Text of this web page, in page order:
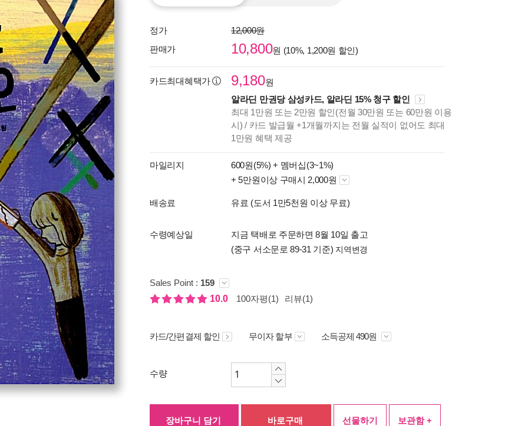
정가
12,000원
판매가
10,800원 (10%, 1,200원 할인)
카드최대혜택가 9,180원
알라딘 만권당 삼성카드, 알라딘 15% 청구 할인
최대 1만원 또는 2만원 할인(전월 30만원 또는 60만원 이용
시) / 카드 발급월 +1개월까지는 전월 실적이 없어도 최대
1만원 혜택 제공
마일리지 600원(5%) + 멤버십(3~1%)
+ 5만원이상 구매시 2,000원
배송료 유료 (도서 1만5천원 이상 무료)
수령예상일
지금 택배로 주문하면 8월 10일 출고
(중구 서소문로 89-31 기준) 지역변경
Sales Point : 159
10.0
100자평(1) 리뷰(1)
카드/간편결제 할인 무이자 할부 소득공제 490원
수량
장바구니 담기 바로구매 선물하기 보관함 +